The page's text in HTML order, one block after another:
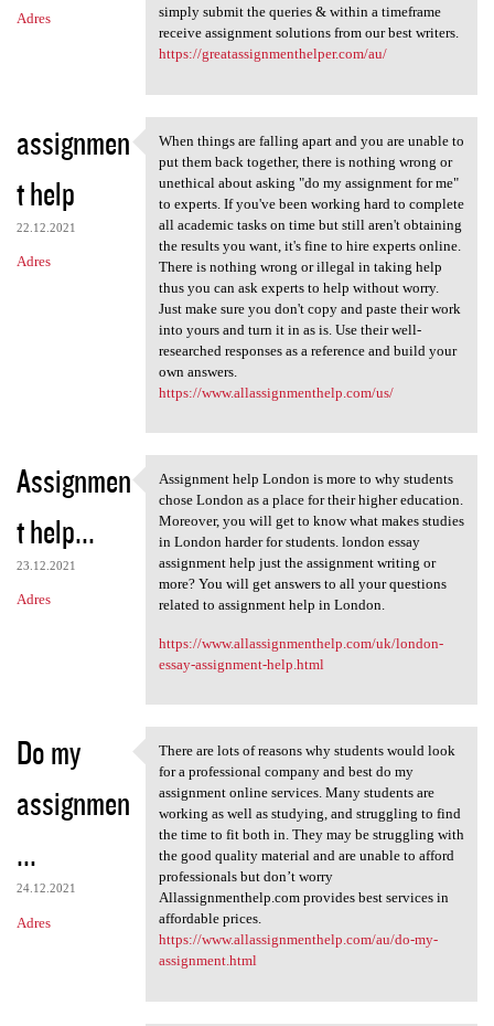
Adres
simply submit the queries & within a timeframe
receive assignment solutions from our best writers.
https://greatassignmenthelper.com/au/
assignmen
t help
22.12.2021
Adres
When things are falling apart
When things are falling apart and you are unable to
put them back together, there is nothing wrong or
unethical about asking "do my assignment for me"
to experts. If you've been working hard to complete
all academic tasks on time but still aren't obtaining
the results you want, it's fine to hire experts online.
There is nothing wrong or illegal in taking help
thus you can ask experts to help without worry.
Just make sure you don't copy and paste their work
into yours and turn it in as is. Use their well-
researched responses as a reference and build your
own answers.
https://www.allassignmenthelp.com/us/
Assignmen
t help...
23.12.2021
Adres
Assignment help London is
Assignment help London is more to why students
chose London as a place for their higher education.
Moreover, you will get to know what makes studies
in London harder for students. london essay
assignment help just the assignment writing or
more? You will get answers to all your questions
related to assignment help in London.
https://www.allassignmenthelp.com/uk/london-
essay-assignment-help.html
Do my
assignmen
...
24.12.2021
Adres
There are lots of reasons why
There are lots of reasons why students would look
for a professional company and best do my
assignment online services. Many students are
working as well as studying, and struggling to find
the time to fit both in. They may be struggling with
the good quality material and are unable to afford
professionals but don’t worry
Allassignmenthelp.com provides best services in
affordable prices.
https://www.allassignmenthelp.com/au/do-my-
assignment.html